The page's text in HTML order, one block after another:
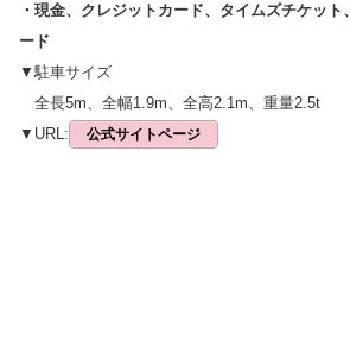
・現金、クレジットカード、タイムズチケッ
ード
▼駐車サイズ
全長5m、全幅1.9m、全高2.1m、重量2.5t
▼URL:
公式サイトページ